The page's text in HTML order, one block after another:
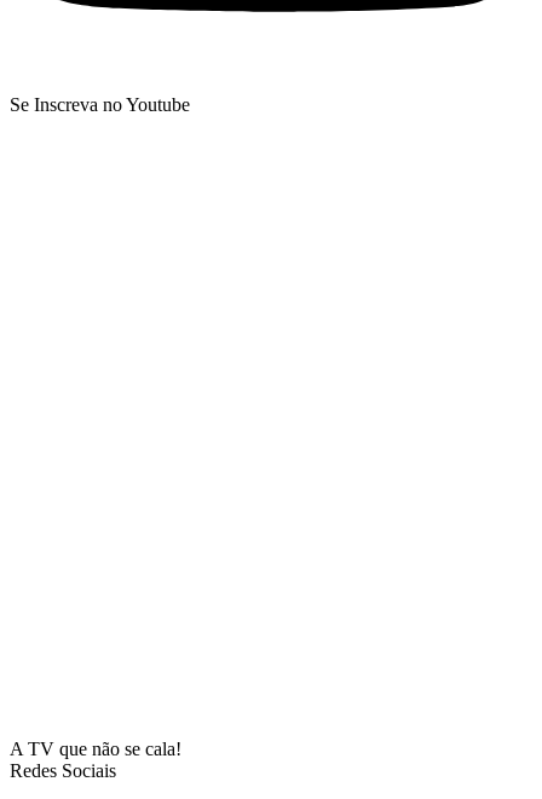
Se Inscreva no Youtube
A TV que não se cala!
Redes Sociais